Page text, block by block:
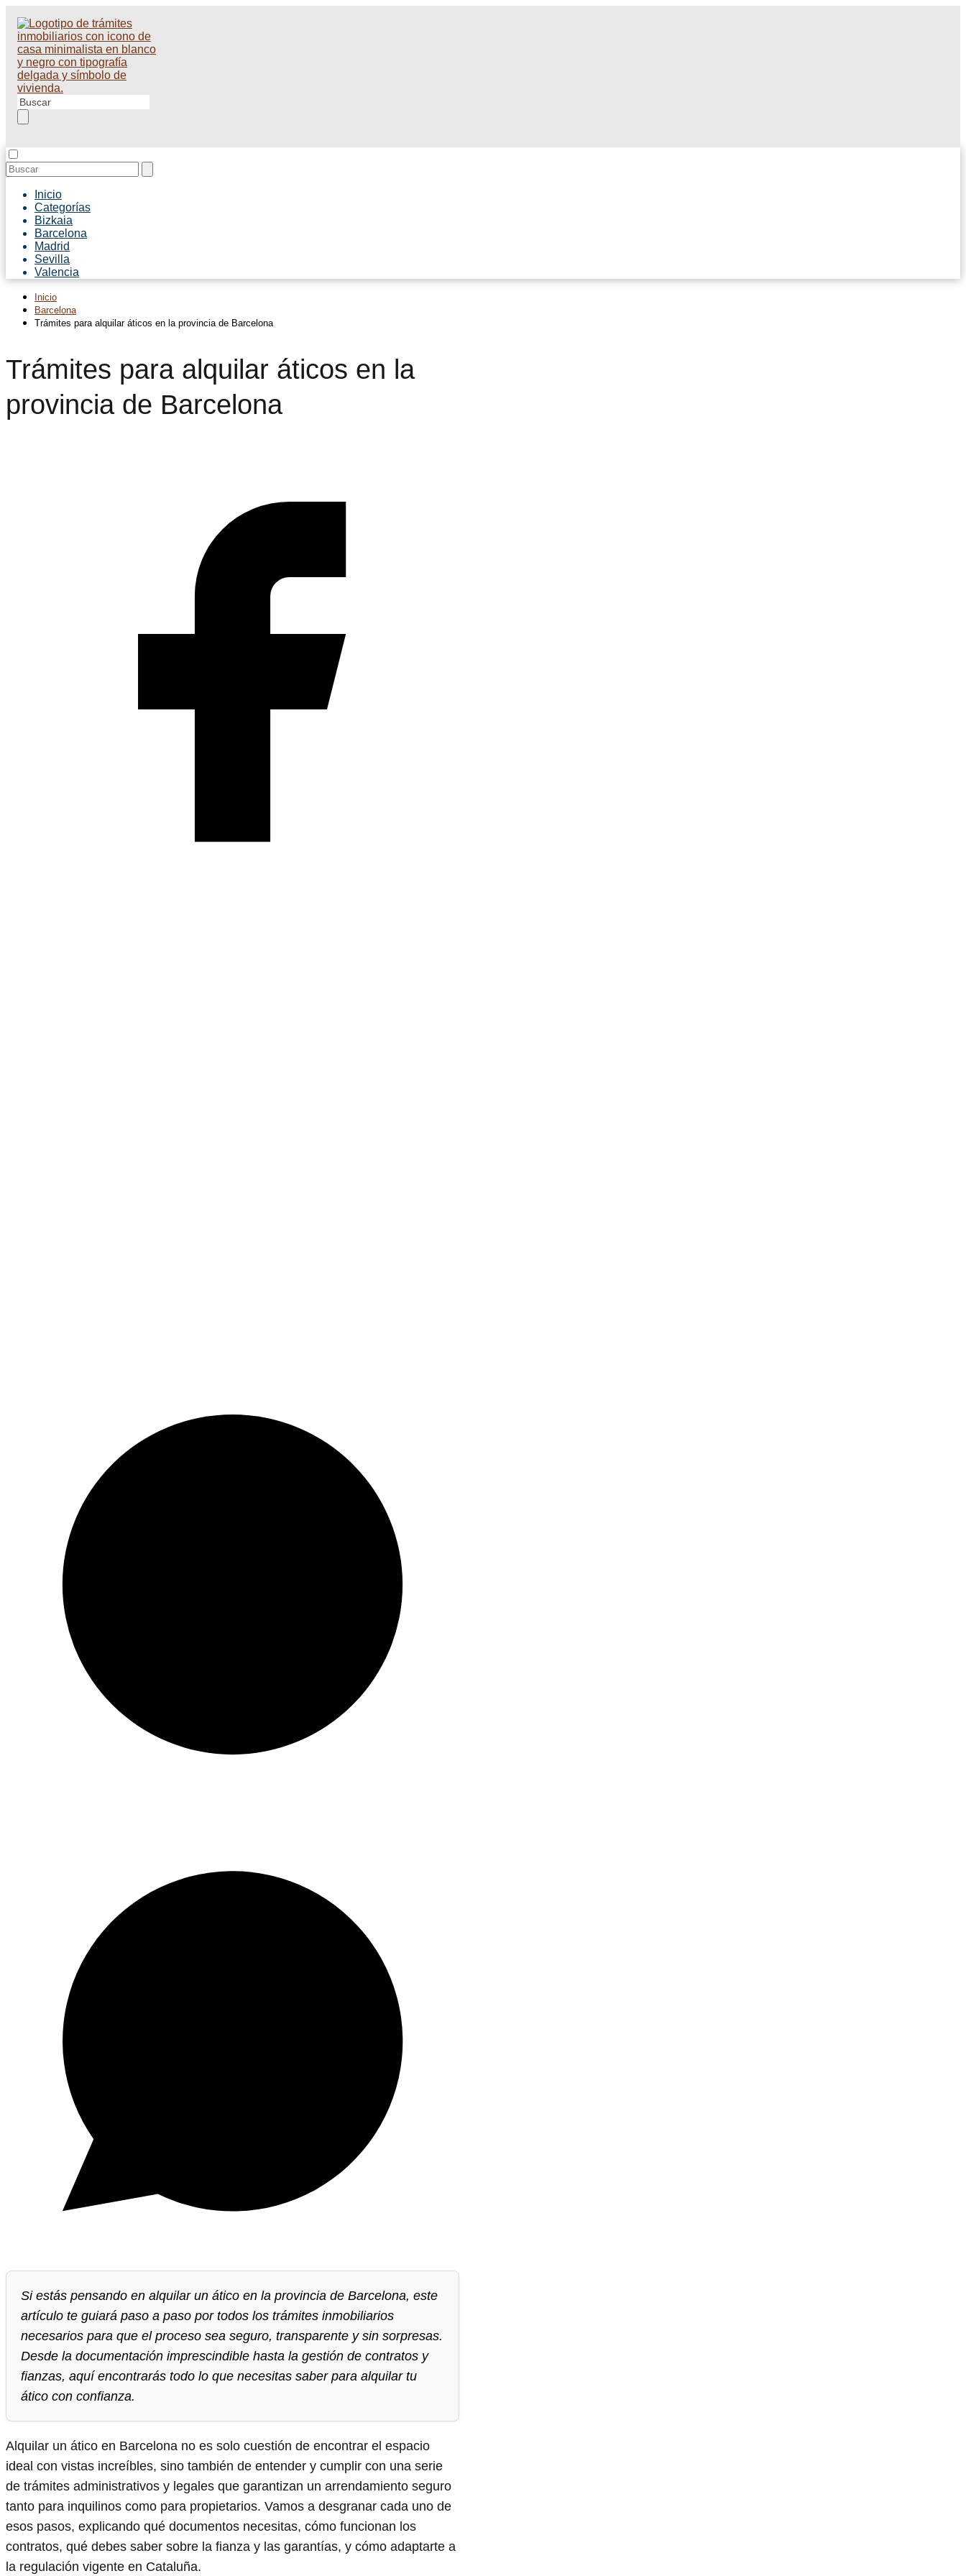
Inicio
Categorías
Bizkaia
Barcelona
Madrid
Sevilla
Valencia
Inicio
Barcelona
Trámites para alquilar áticos en la provincia de Barcelona
Trámites para alquilar áticos en la
provincia de Barcelona
Si estás pensando en alquilar un ático en la provincia de Barcelona, este
artículo te guiará paso a paso por todos los trámites inmobiliarios
necesarios para que el proceso sea seguro, transparente y sin sorpresas.
Desde la documentación imprescindible hasta la gestión de contratos y
fianzas, aquí encontrarás todo lo que necesitas saber para alquilar tu
ático con confianza.
Alquilar un ático en Barcelona no es solo cuestión de encontrar el espacio
ideal con vistas increíbles, sino también de entender y cumplir con una serie
de trámites administrativos y legales que garantizan un arrendamiento seguro
tanto para inquilinos como para propietarios. Vamos a desgranar cada uno de
esos pasos, explicando qué documentos necesitas, cómo funcionan los
contratos, qué debes saber sobre la fianza y las garantías, y cómo adaptarte a
la regulación vigente en Cataluña.